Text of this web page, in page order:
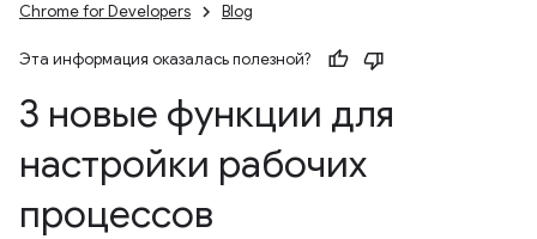
Chrome for Developers Blog
Эта информация оказалась полезной?
3 новые функции для
настройки рабочих
процессов